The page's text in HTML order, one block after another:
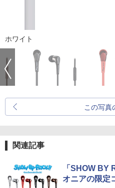
ホワイト
この写真
関連記事
「SHOW BY
オニアの限定